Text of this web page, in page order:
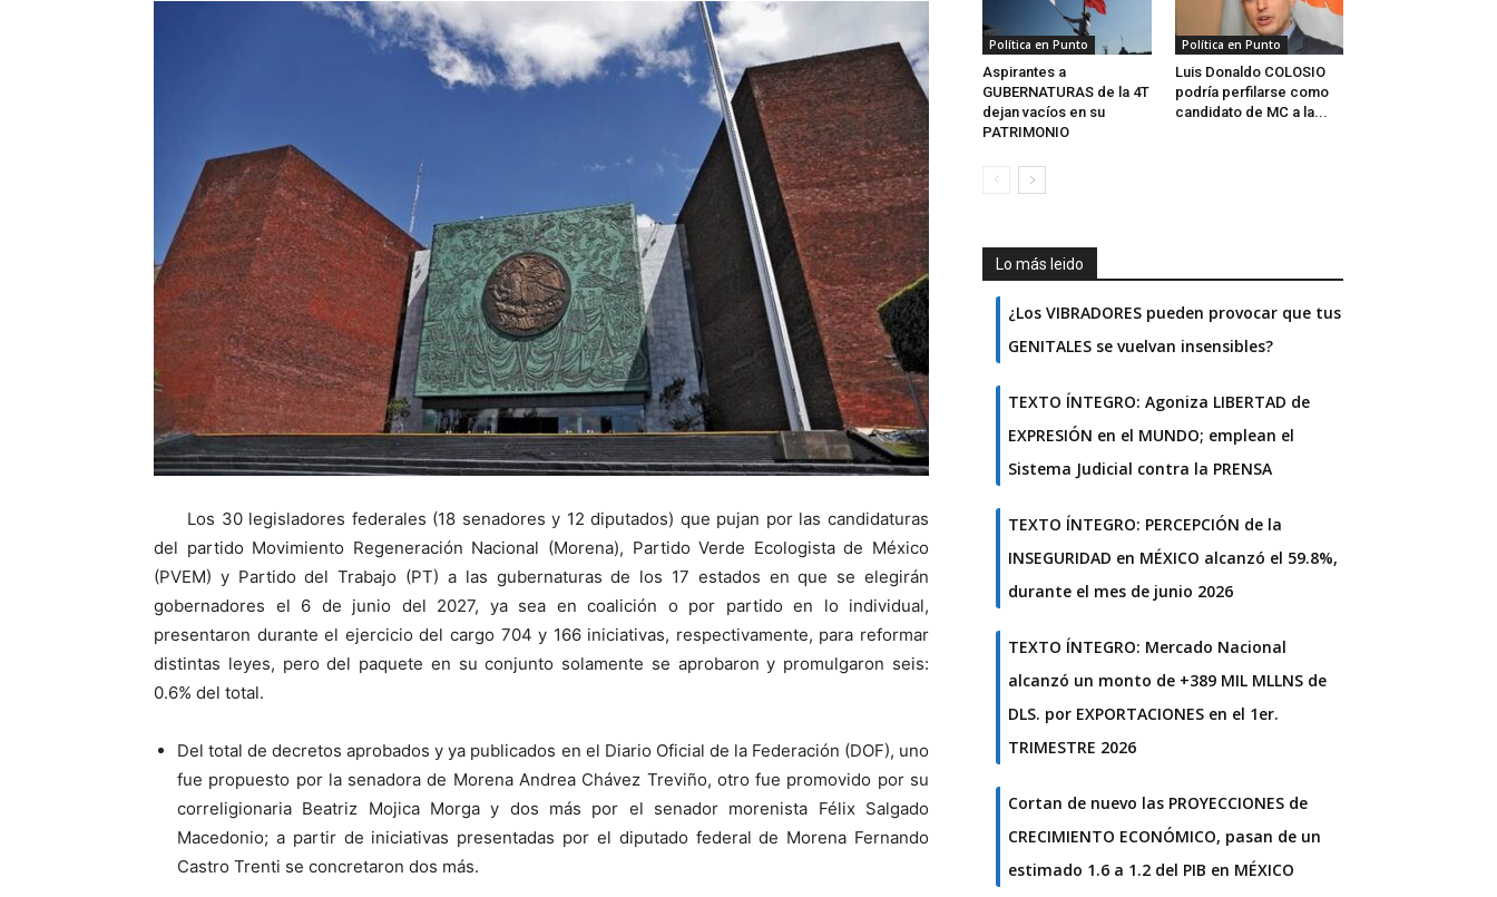
Los 30 legisladores federales (18 senadores y 12 diputados) que pujan por las candidaturas
del partido Movimiento Regeneración Nacional (Morena), Partido Verde Ecologista de México
(PVEM) y Partido del Trabajo (PT) a las gubernaturas de los 17 estados en que se elegirán
gobernadores el 6 de junio del 2027, ya sea en coalición o por partido en lo individual,
presentaron durante el ejercicio del cargo 704 y 166 iniciativas, respectivamente, para reformar
distintas leyes, pero del paquete en su conjunto solamente se aprobaron y promulgaron seis:
0.6% del total.
Del total de decretos aprobados y ya publicados en el Diario Oficial de la Federación (DOF), uno
fue propuesto por la senadora de Morena Andrea Chávez Treviño, otro fue promovido por su
correligionaria Beatriz Mojica Morga y dos más por el senador morenista Félix Salgado
Macedonio; a partir de iniciativas presentadas por el diputado federal de Morena Fernando
Castro Trenti se concretaron dos más.
Política en Punto
Aspirantes a
GUBERNATURAS de la 4T
dejan vacíos en su
PATRIMONIO
Política en Punto
Luis Donaldo COLOSIO
podría perfilarse como
candidato de MC a la...
Lo más leido
¿Los VIBRADORES pueden provocar que tus
GENITALES se vuelvan insensibles?
TEXTO ÍNTEGRO: Agoniza LIBERTAD de
EXPRESIÓN en el MUNDO; emplean el
Sistema Judicial contra la PRENSA
TEXTO ÍNTEGRO: PERCEPCIÓN de la
INSEGURIDAD en MÉXICO alcanzó el 59.8%,
durante el mes de junio 2026
TEXTO ÍNTEGRO: Mercado Nacional
alcanzó un monto de +389 MIL MLLNS de
DLS. por EXPORTACIONES en el 1er.
TRIMESTRE 2026
Cortan de nuevo las PROYECCIONES de
CRECIMIENTO ECONÓMICO, pasan de un
estimado 1.6 a 1.2 del PIB en MÉXICO